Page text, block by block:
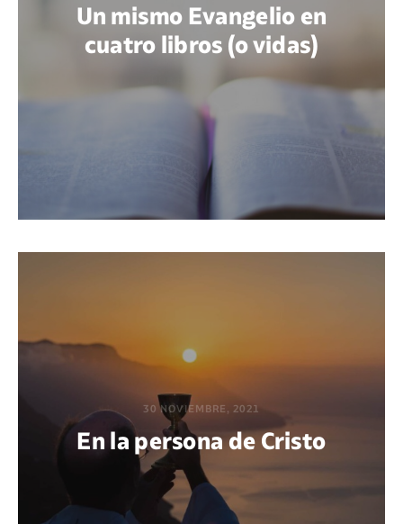
Un mismo Evangelio en
cuatro libros (o vidas)
POR EDWIN VARGAS
30 NOVIEMBRE, 2021
En la persona de Cristo
POR EDWIN VARGAS